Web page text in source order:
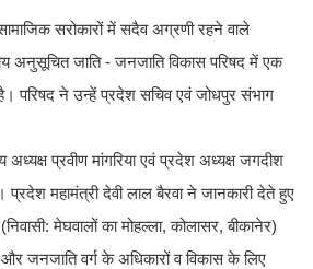
सरोकारों में सदैव अग्रणी रहने वाले
अनुसूचित जाति - जनजाति विकास परिषद में एक
है। परिषद ने उन्हें प्रदेश सचिव एवं जोधपुर संभाग
अध्यक्ष प्रवीण मांगरिया एवं प्रदेश अध्यक्ष जगदीश
महामंत्री देवी लाल बैरवा ने जानकारी देते हुए
मेघवालों का मोहल्ला, कोलासर, बीकानेर)
जनजाति वर्ग के अधिकारों व विकास के लिए